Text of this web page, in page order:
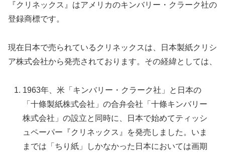
『クリネックス』はアメリカのキンバリー・クラーク社の
登録商標です。
現在日本で売られているクリネックスは、日本製紙クリシ
ア株式会社から発売されております。その経緯としては、
1963年、米「キンバリー・クラーク社」と日本の
「十條製紙株式会社」の合弁会社「十條キンバリー
株式会社」の設立と同時に、日本で始めてティッシ
ュペーパー『クリネックス』を発売しました。いま
までは「ちり紙」しかなかった日本においては画期